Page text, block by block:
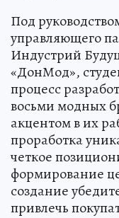
Под
управляющего
Индустрий
«ДонМод»,
процесс
восьми модных
акцентом в их
проработка
четкое
формирование
создание
привлечь